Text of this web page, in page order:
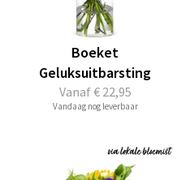
Vanaf€ 22,95
Boeket
Geluksuitbarsting
Vandaag nog leverbaar